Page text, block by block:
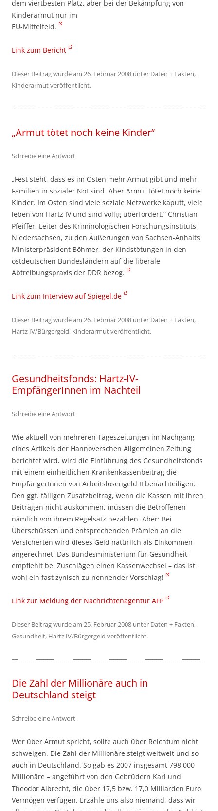
dem viertbesten Platz, aber bei der Bekämpfung von
Kinderarmut nur im
EU-Mittelfeld.
Link zum Bericht
Dieser Beitrag wurde am 26. Februar 2008 unter Daten + Fakten,
Kinderarmutveröffentlicht.
„Armut tötet noch keine Kinder“
Schreibe eine Antwort
„Fest steht, dass es im Osten mehr Armut gibt und mehr
Familien in sozialer Not sind. Aber Armut tötet noch keine
Kinder. Im Osten sind viele soziale Netzwerke kaputt, viele
leben von Hartz IV und sind völlig überfordert.“ Christian
Pfeiffer, Leiter des Kriminologischen Forschungsinstituts
Niedersachsen, zu den Äußerungen von Sachsen-Anhalts
Ministerpräsident Böhmer, der Kindstötungen in den
ostdeutschen Bundesländern auf die liberale
Abtreibungspraxis der DDR bezog.
Link zum Interview auf Spiegel.de
Dieser Beitrag wurde am 26. Februar 2008 unter Daten + Fakten,
Hartz IV/Bürgergeld, Kinderarmutveröffentlicht.
Gesundheitsfonds: Hartz-IV-
EmpfängerInnen im Nachteil
Schreibe eine Antwort
Wie aktuell von mehreren Tageszeitungen im Nachgang
eines Artikels der Hannoverschen Allgemeinen Zeitung
berichtet wird, wird die Einführung des Gesundheitsfonds
mit einem einheitlichen Krankenkassenbeitrag die
EmpfängerInnen von Arbeitslosengeld II benachteiligen.
Den ggf. fälligen Zusatzbeitrag, wenn die Kassen mit ihren
Beiträgen nicht auskommen, müssen die Betroffenen
nämlich von ihrem Regelsatz bezahlen. Aber: Bei
Überschüssen und entsprechenden Prämien an die
Versicherten wird dieses Geld natürlich als Einkommen
angerechnet. Das Bundesministerium für Gesundheit
empfiehlt bei Zuschlägen einen Kassenwechsel – das ist
wohl ein fast zynisch zu nennender Vorschlag!
Link zur Meldung der Nachrichtenagentur AFP
Dieser Beitrag wurde am 25. Februar 2008 unter Daten + Fakten,
Gesundheit, Hartz IV/Bürgergeld veröffentlicht.
Die Zahl der Millionäre auch in
Deutschland steigt
Schreibe eine Antwort
Wer über Armut spricht, sollte auch über Reichtum nicht
schweigen. Die Zahl der Millionäre steigt weltweit und so
auch in Deutschland. So gab es 2007 insgesamt 798.000
Millionäre – angeführt von den Gebrüdern Karl und
Theodor Albrecht, die über 17,5 bzw. 17,0 Milliarden Euro
Vermögen verfügen. Erzähle uns also niemand, dass wir